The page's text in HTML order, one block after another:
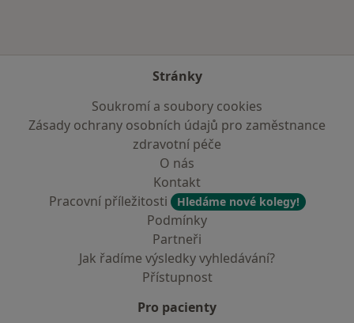
Stránky
Soukromí a soubory cookies
Zásady ochrany osobních údajů pro zaměstnance
zdravotní péče
O nás
Kontakt
Pracovní příležitosti
Hledáme nové kolegy!
Podmínky
Partneři
Jak řadíme výsledky vyhledávání?
Přístupnost
Pro pacienty